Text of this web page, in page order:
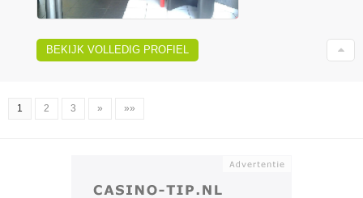
BEKIJK VOLLEDIG PROFIEL
1 2 3 » »»